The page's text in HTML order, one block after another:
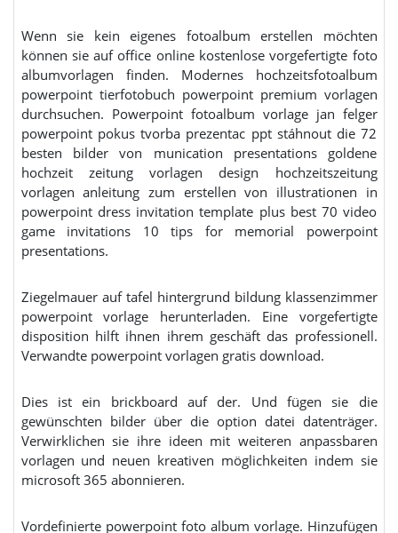
Wenn sie kein eigenes fotoalbum erstellen möchten
können sie auf office online kostenlose vorgefertigte foto
albumvorlagen finden. Modernes hochzeitsfotoalbum
powerpoint tierfotobuch powerpoint premium vorlagen
durchsuchen. Powerpoint fotoalbum vorlage jan felger
powerpoint pokus tvorba prezentac ppt stáhnout die 72
besten bilder von munication presentations goldene
hochzeit zeitung vorlagen design hochzeitszeitung
vorlagen anleitung zum erstellen von illustrationen in
powerpoint dress invitation template plus best 70 video
game invitations 10 tips for memorial powerpoint
presentations.
Ziegelmauer auf tafel hintergrund bildung klassenzimmer
powerpoint vorlage herunterladen. Eine vorgefertigte
disposition hilft ihnen ihrem geschäft das professionell.
Verwandte powerpoint vorlagen gratis download.
Dies ist ein brickboard auf der. Und fügen sie die
gewünschten bilder über die option datei datenträger.
Verwirklichen sie ihre ideen mit weiteren anpassbaren
vorlagen und neuen kreativen möglichkeiten indem sie
microsoft 365 abonnieren.
Vordefinierte powerpoint foto album vorlage. Hinzufügen